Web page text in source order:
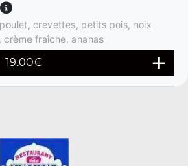
crevettes, petits pois, noix
fraîche, ananas
19.00€